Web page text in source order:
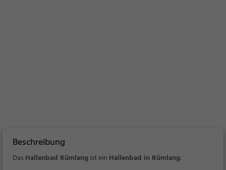
Beschreibung
Das Hallenbad Rümlangist ein Hallenbad in Rümlang.